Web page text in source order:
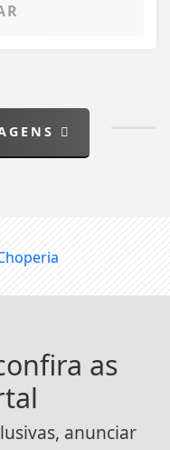
as
anunciar